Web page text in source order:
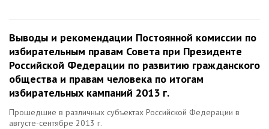
Выводы и рекомендации Постоянной комиссии по
избирательным правам Совета при Президенте
Российской Федерации по развитию гражданского
общества и правам человека по итогам
избирательных кампаний 2013 г.
Прошедшие в различных субъектах Российской Федерации в
августе-сентябре 2013 г.